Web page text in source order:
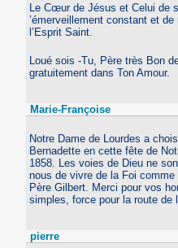
Le Cœur de Jésus et Celui de
’émerveillement constant et
l’Esprit Saint.
Loué sois -Tu, Père très Bon
gratuitement dans Ton Amour.
Marie-Françoise
Notre Dame de Lourdes a
Bernadette en cette fête de
1858. Les voies de Dieu ne
nous de vivre de la Foi
Père Gilbert. Merci pour vos
simples, force pour la route de
pierre